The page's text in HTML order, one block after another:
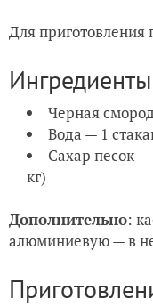
Для приготовления
Ингредиенты
Черная
Вода — 1
Сахар песок —
кг)
Дополнительно:
алюминиевую — в